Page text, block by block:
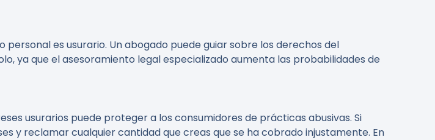
es usurario. Un abogado puede guiar sobre los derechos del
ya que el asesoramiento legal especializado aumenta las probabilidades de
usurarios puede proteger a los consumidores de prácticas abusivas. Si
y reclamar cualquier cantidad que creas que se ha cobrado injustamente. En